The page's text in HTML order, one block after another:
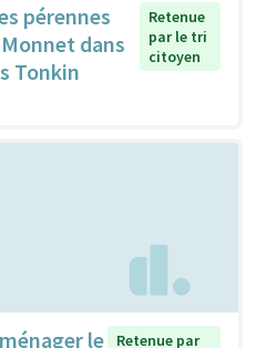
pérennes
dans
Tonkin
Retenue
par le tri
citoyen
le Retenue par